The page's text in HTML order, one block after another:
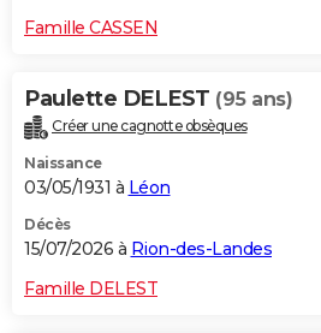
CARTE DE VOEUX
Dictionnaire
Biographies
Citations
Expressions
Proverbes
PROGRAMME TV
COPAINS D'AVANT
S'inscrire
Se connecter
Lycées
Collèges
Primaires
Universités
Entreprises
Service militaire
Avis de recherche
AVIS DE DÉCÈS
Famille CASSEN
Paulette DELEST (95 ans)
Créer une cagnotte obsèques
Naissance
03/05/1931 à Léon
Décès
15/07/2026 à Rion-des-Landes
Famille DELEST